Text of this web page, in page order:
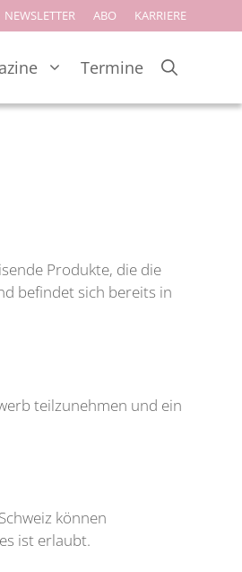
NEWSLETTER ABO KARRIERE
Termine
Produkte, die die
befindet sich bereits in
teilzunehmen und ein
können
ist erlaubt.